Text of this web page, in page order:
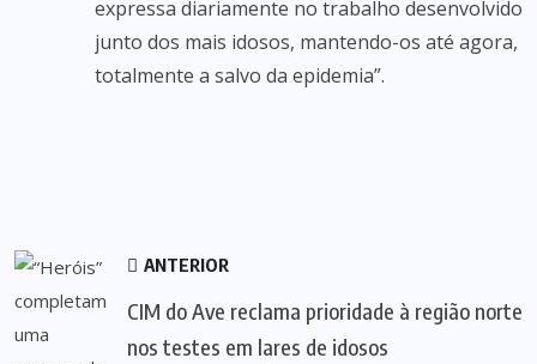
expressa diariamente no trabalho desenvolvido
junto dos mais idosos, mantendo-os até agora,
totalmente a salvo da epidemia”.
ANTERIOR
CIM do Ave reclama prioridade à região norte
nos testes em lares de idosos